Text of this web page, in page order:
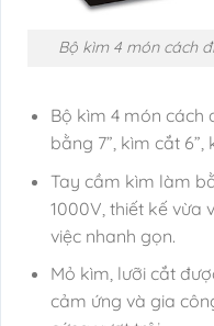
Bộ kìm 4 món cách
Bộ kìm 4 món cách
bằng 7”, kìm cắt 6”,
Tay cầm kìm làm
1000V, thiết kế vừa
việc nhanh gọn.
Mỏ kìm, lưỡi cắt
cảm ứng và gia